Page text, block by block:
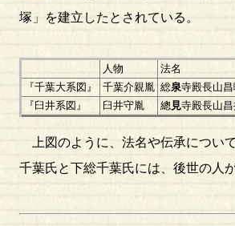
塚」を建立したとされている。
人物 法名
『千葉大系図』
千葉介親胤 総泉寺殿長山
『臼井系図』
臼井守胤 總見寺殿長山
上図のように、法名や伝承につい
千葉氏と下総千葉氏には、後世の人